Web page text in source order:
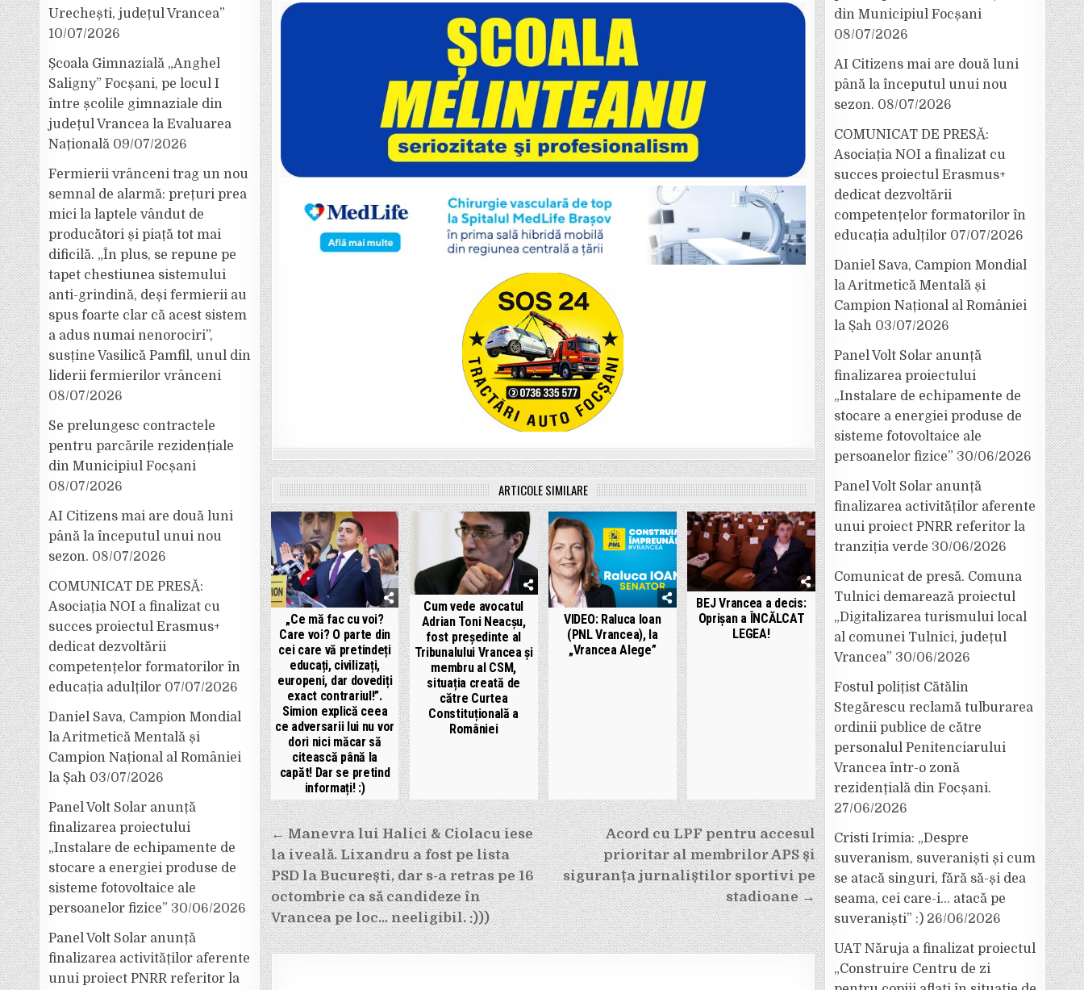
ARTICOLE SIMILARE
„Ce mă fac cu voi?
Care voi? O parte din
cei care vă pretindeți
educați, civilizați,
europeni, dar dovediți
exact contrariul!”.
Simion explică ceea
ce adversarii lui nu vor
dori nici măcar să
citească până la
capăt! Dar se pretind
informați! :)
Cum vede avocatul
Adrian Toni Neacșu,
fost președinte al
Tribunalului Vrancea și
membru al CSM,
situația creată de
către Curtea
Constituțională a
României
VIDEO: Raluca Ioan
(PNL Vrancea), la
„Vrancea Alege”
BEJ Vrancea a decis:
Oprișan a ÎNCĂLCAT
LEGEA!
Navigare
în
articole
Acord cu LPF pentru accesul
prioritar al membrilor APS și
siguranța jurnaliștilor sportivi pe
stadioane →
← Manevra lui Halici & Ciolacu iese
la iveală. Lixandru a fost pe lista
PSD la București, dar s-a retras pe 16
octombrie ca să candideze în
Vrancea pe loc… neeligibil. :)))
Urechești, județul Vrancea”
10/07/2026
Școala Gimnazială „Anghel
Saligny” Focșani, pe locul I
între școlile gimnaziale din
județul Vrancea la Evaluarea
Națională 09/07/2026
Fermierii vrânceni trag un nou
semnal de alarmă: prețuri prea
mici la laptele vândut de
producători și piață tot mai
dificilă. „În plus, se repune pe
tapet chestiunea sistemului
anti-grindină, deși fermierii au
spus foarte clar că acest sistem
a adus numai nenorociri”,
susține Vasilică Pamfil, unul din
liderii fermierilor vrânceni
08/07/2026
Se prelungesc contractele
pentru parcările rezidențiale
din Municipiul Focșani
08/07/2026
AI Citizens mai are două luni
până la începutul unui nou
sezon. 08/07/2026
COMUNICAT DE PRESĂ:
Asociația NOI a finalizat cu
succes proiectul Erasmus+
dedicat dezvoltării
competențelor formatorilor în
educația adulților 07/07/2026
Daniel Sava, Campion Mondial
la Aritmetică Mentală și
Campion Național al României
la Șah 03/07/2026
Panel Volt Solar anunță
finalizarea proiectului
„Instalare de echipamente de
stocare a energiei produse de
sisteme fotovoltaice ale
persoanelor fizice” 30/06/2026
Panel Volt Solar anunță
finalizarea activităților aferente
unui proiect PNRR referitor la
din Municipiul Focșani
08/07/2026
AI Citizens mai are două luni
până la începutul unui nou
sezon. 08/07/2026
COMUNICAT DE PRESĂ:
Asociația NOI a finalizat cu
succes proiectul Erasmus+
dedicat dezvoltării
competențelor formatorilor în
educația adulților 07/07/2026
Daniel Sava, Campion Mondial
la Aritmetică Mentală și
Campion Național al României
la Șah 03/07/2026
Panel Volt Solar anunță
finalizarea proiectului
„Instalare de echipamente de
stocare a energiei produse de
sisteme fotovoltaice ale
persoanelor fizice” 30/06/2026
Panel Volt Solar anunță
finalizarea activităților aferente
unui proiect PNRR referitor la
tranziția verde 30/06/2026
Comunicat de presă. Comuna
Tulnici demarează proiectul
„Digitalizarea turismului local
al comunei Tulnici, județul
Vrancea” 30/06/2026
Fostul polițist Cătălin
Stegărescu reclamă tulburarea
ordinii publice de către
personalul Penitenciarului
Vrancea într-o zonă
rezidențială din Focșani.
27/06/2026
Cristi Irimia: „Despre
suveranism, suveraniști și cum
se atacă singuri, fără să-și dea
seama, cei care-i… atacă pe
suveraniști” :) 26/06/2026
UAT Năruja a finalizat proiectul
„Construire Centru de zi